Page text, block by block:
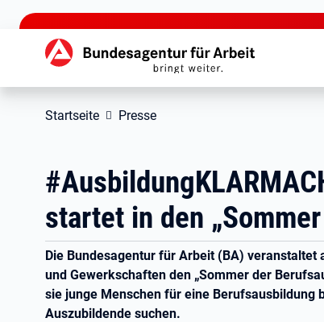
zu den Hauptinhalten springen
Hauptnavigation
Startseite Presse
startet in den
Die Bundesagentur für Arbeit (BA)
und Gewerkschaften den „Sommer der
sie junge Menschen für eine Berufsausbildung
Auszubildende suchen.